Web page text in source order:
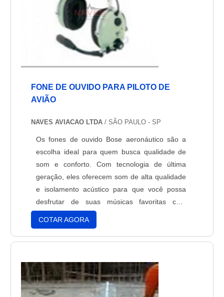
FONE DE OUVIDO PARA PILOTO DE
AVIÃO
NAVES AVIACAO LTDA/ SÃO PAULO - SP
Os fones de ouvido Bose aeronáutico são a
escolha ideal para quem busca qualidade de
som e conforto. Com tecnologia de última
geração, eles oferecem som de alta qualidade
e isolamento acústico para que você possa
desfrutar de suas músicas favoritas com
clareza e nitidez. Além disso, seu design
ergonômico e seu ajuste confortável garantem
que você possa usá-los por longos períodos
procurando por um fone de ouvido de
qualidade, os fones de ouvido Bose
aeronáutico são a melhor opção.
COTAR AGORA